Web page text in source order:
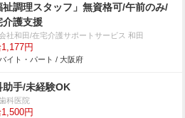
祉調理スタッフ」無資格可/午前のみ/
介護支援
社和田/在宅介護サポートサービス 和田
円
イト・パート / 大阪府
助手/未経験OK
科医院
円